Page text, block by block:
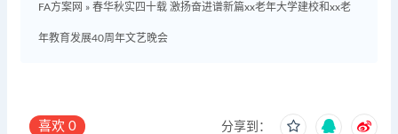
FA方案网 » 春华秋实四十载 激扬奋进谱新篇xx老年大学建校和xx老
年教育发展40周年文艺晚会
喜欢 0 分享到：